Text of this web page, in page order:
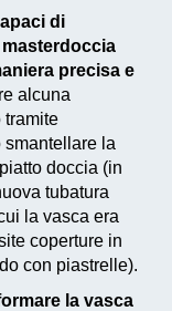
di
precisa e
alcuna
tramite
la
doccia (in
tubatura
la vasca era
coperture in
con piastrelle).
la vasca